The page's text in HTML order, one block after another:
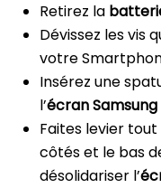
Retirez la
Dévissez les vis
votre
Insérez une
l’écran Samsung
Faites levier
côtés et le bas
désolidariser l’